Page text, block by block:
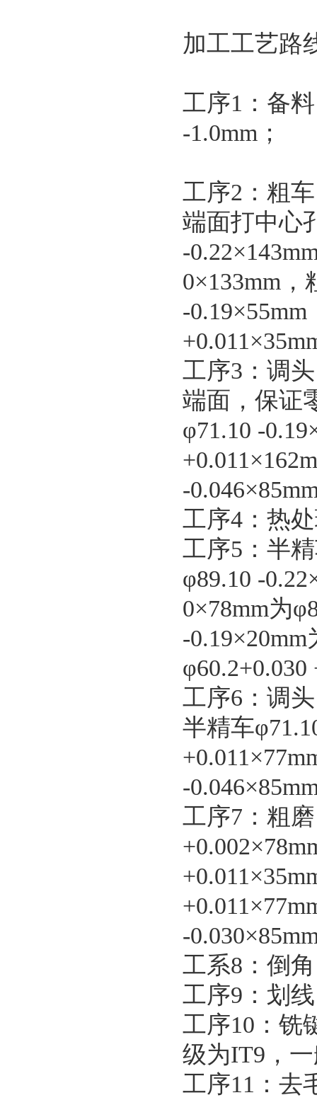
加工工艺路
工序1：备
-1.0mm；
工序2：粗
端面打中心
-
0×133mm，
-
工序3：调
端面，保证
φ71.10 -
-
工序4：热
工序5：半
φ89.10 -
0×78mm为
-
工序6：调
半精车
-
工序7：粗
-
工系8：倒
工序9：划
工序10：铣
级为IT9，
工序11：